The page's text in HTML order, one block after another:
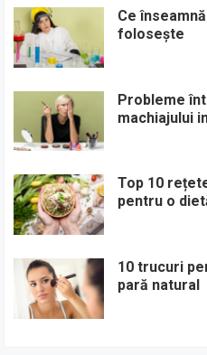
Ce
folosește
Probleme
machiajului
Top 10
pentru o
10 trucuri
pară natural